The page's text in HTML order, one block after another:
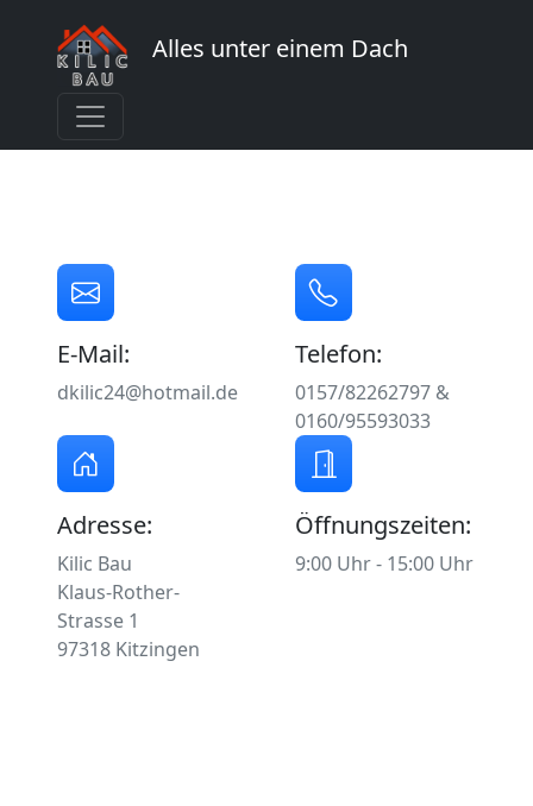
Alles unter einem Dach
E-Mail:
dkilic24@hotmail.de
Telefon:
0157/82262797 &
0160/95593033
Adresse:
Kilic Bau
Klaus-Rother-
Strasse 1
97318 Kitzingen
Öffnungszeiten:
9:00 Uhr - 15:00 Uhr